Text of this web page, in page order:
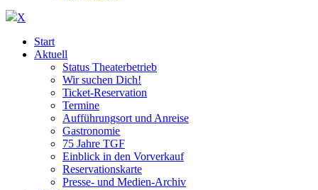
X
Start
Aktuell
Status Theaterbetrieb
Wir suchen Dich!
Ticket-Reservation
Termine
Aufführungsort und Anreise
Gastronomie
75 Jahre TGF
Einblick in den Vorverkauf
Reservationskarte
Presse- und Medien-Archiv